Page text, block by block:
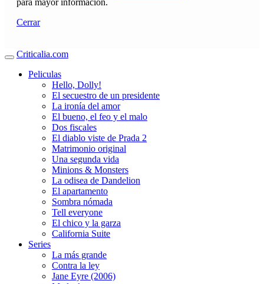
Cerrar
Criticalia.com
Peliculas
Hello, Dolly!
El secuestro de un presidente
La ironía del amor
El bueno, el feo y el malo
Dos fiscales
El diablo viste de Prada 2
Matrimonio original
Una segunda vida
Minions & Monsters
La odisea de Dandelion
El apartamento
Sombra nómada
Tell everyone
El chico y la garza
California Suite
Series
La más grande
Contra la ley
Jane Eyre (2006)